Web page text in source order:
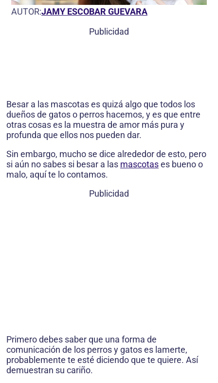
AUTOR:JAMY ESCOBAR GUEVARA
Publicidad
Besar a las mascotas es quizá algo que todos los
dueños de gatos o perros hacemos, y es que entre
otras cosas es la muestra de amor más pura y
profunda que ellos nos pueden dar.
Sin embargo, mucho se dice alrededor de esto, pero
si aún no sabes si besar a las mascotases bueno o
malo, aquí te lo contamos.
Publicidad
Primero debes saber que una forma de
comunicación de los perros y gatos es lamerte,
probablemente te esté diciendo que te quiere. Así
demuestran su cariño.